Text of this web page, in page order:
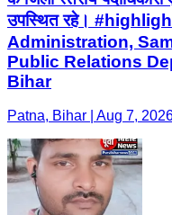
उपस्थित रहे।
Administration,
Public Relations
Bihar
Patna, Bihar | Aug 7,